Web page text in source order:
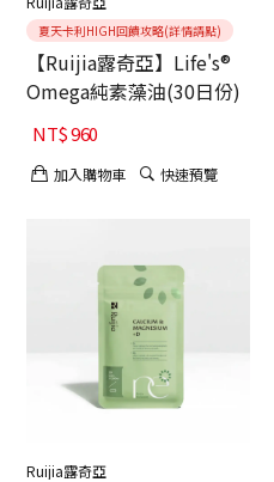
夏天卡利HIGH回饋攻略(詳情請點)
【Ruijia露奇亞】Life's®
Omega純素藻油(30日份)
NT$960
加入購物車 快速預覽
Ruijia露奇亞